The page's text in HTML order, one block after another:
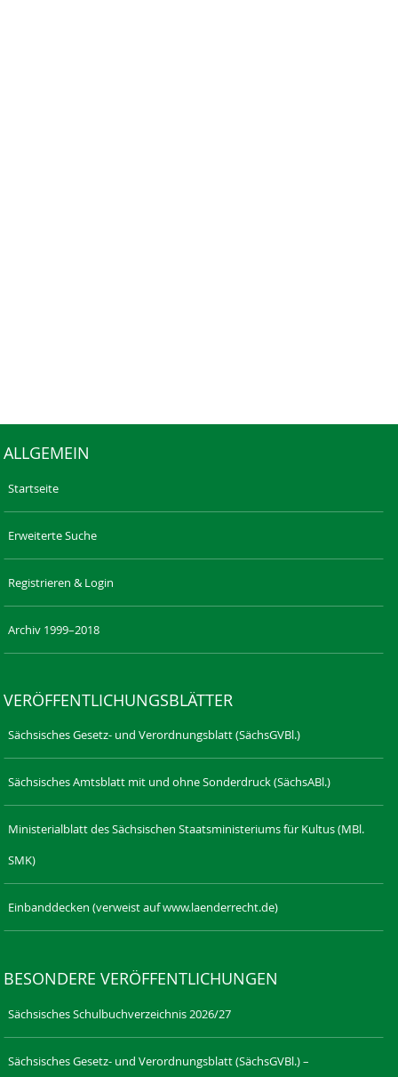
ALLGEMEIN
Startseite
Erweiterte Suche
Registrieren & Login
Archiv 1999–2018
VERÖFFENTLICHUNGSBLÄTTER
Sächsisches Gesetz- und Verordnungsblatt (SächsGVBl.)
Sächsisches Amtsblatt mit und ohne Sonderdruck (SächsABl.)
Ministerialblatt des Sächsischen Staatsministeriums für Kultus (MBl.
SMK)
Einbanddecken (verweist auf www.laenderrecht.de)
BESONDERE VERÖFFENTLICHUNGEN
Sächsisches Schulbuchverzeichnis 2026/27
Sächsisches Gesetz- und Verordnungsblatt (SächsGVBl.) –